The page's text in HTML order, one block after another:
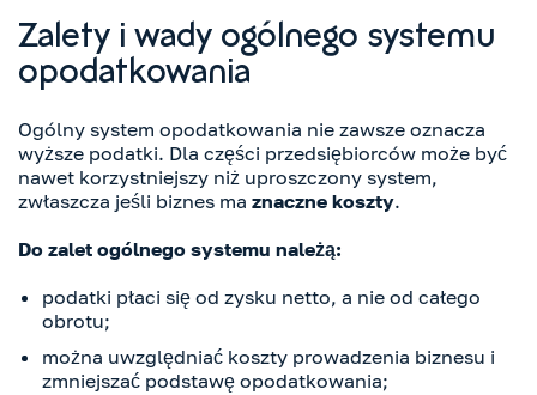
Zalety i wady ogólnego systemu
opodatkowania
Ogólny system opodatkowania nie zawsze oznacza
wyższe podatki. Dla części przedsiębiorców może być
nawet korzystniejszy niż uproszczony system,
zwłaszcza jeśli biznes ma znaczne koszty.
Do zalet ogólnego systemu należą:
podatki płaci się od zysku netto, a nie od całego
obrotu;
można uwzględniać koszty prowadzenia biznesu i
zmniejszać podstawę opodatkowania;